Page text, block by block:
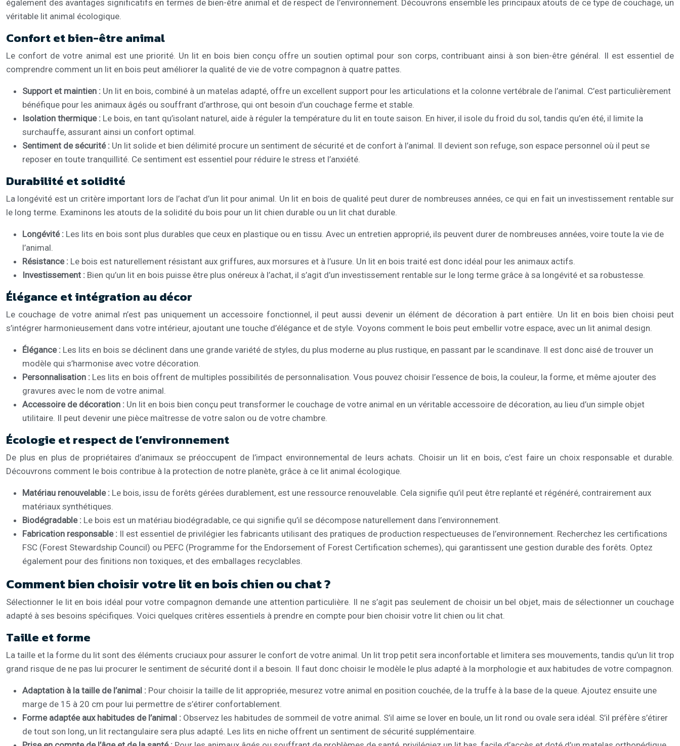
également des avantages significatifs en termes de bien-être animal et de respect de l’environnement. Découvrons ensemble les principaux atouts de ce type de couchage, un
véritable lit animal écologique.
Confort et bien-être animal
Le confort de votre animal est une priorité. Un lit en bois bien conçu offre un soutien optimal pour son corps, contribuant ainsi à son bien-être général. Il est essentiel de
comprendre comment un lit en bois peut améliorer la qualité de vie de votre compagnon à quatre pattes.
Support et maintien : Un lit en bois, combiné à un matelas adapté, offre un excellent support pour les articulations et la colonne vertébrale de l’animal. C’est particulièrement
bénéfique pour les animaux âgés ou souffrant d’arthrose, qui ont besoin d’un couchage ferme et stable.
Isolation thermique : Le bois, en tant qu’isolant naturel, aide à réguler la température du lit en toute saison. En hiver, il isole du froid du sol, tandis qu’en été, il limite la
surchauffe, assurant ainsi un confort optimal.
Sentiment de sécurité : Un lit solide et bien délimité procure un sentiment de sécurité et de confort à l’animal. Il devient son refuge, son espace personnel où il peut se
reposer en toute tranquillité. Ce sentiment est essentiel pour réduire le stress et l’anxiété.
Durabilité et solidité
La longévité est un critère important lors de l’achat d’un lit pour animal. Un lit en bois de qualité peut durer de nombreuses années, ce qui en fait un investissement rentable sur
le long terme. Examinons les atouts de la solidité du bois pour un lit chien durable ou un lit chat durable.
Longévité : Les lits en bois sont plus durables que ceux en plastique ou en tissu. Avec un entretien approprié, ils peuvent durer de nombreuses années, voire toute la vie de
l’animal.
Résistance : Le bois est naturellement résistant aux griffures, aux morsures et à l’usure. Un lit en bois traité est donc idéal pour les animaux actifs.
Investissement : Bien qu’un lit en bois puisse être plus onéreux à l’achat, il s’agit d’un investissement rentable sur le long terme grâce à sa longévité et sa robustesse.
Élégance et intégration au décor
Le couchage de votre animal n’est pas uniquement un accessoire fonctionnel, il peut aussi devenir un élément de décoration à part entière. Un lit en bois bien choisi peut
s’intégrer harmonieusement dans votre intérieur, ajoutant une touche d’élégance et de style. Voyons comment le bois peut embellir votre espace, avec un lit animal design.
Élégance : Les lits en bois se déclinent dans une grande variété de styles, du plus moderne au plus rustique, en passant par le scandinave. Il est donc aisé de trouver un
modèle qui s’harmonise avec votre décoration.
Personnalisation : Les lits en bois offrent de multiples possibilités de personnalisation. Vous pouvez choisir l’essence de bois, la couleur, la forme, et même ajouter des
gravures avec le nom de votre animal.
Accessoire de décoration : Un lit en bois bien conçu peut transformer le couchage de votre animal en un véritable accessoire de décoration, au lieu d’un simple objet
utilitaire. Il peut devenir une pièce maîtresse de votre salon ou de votre chambre.
Écologie et respect de l’environnement
De plus en plus de propriétaires d’animaux se préoccupent de l’impact environnemental de leurs achats. Choisir un lit en bois, c’est faire un choix responsable et durable.
Découvrons comment le bois contribue à la protection de notre planète, grâce à ce lit animal écologique.
Matériau renouvelable : Le bois, issu de forêts gérées durablement, est une ressource renouvelable. Cela signifie qu’il peut être replanté et régénéré, contrairement aux
matériaux synthétiques.
Biodégradable : Le bois est un matériau biodégradable, ce qui signifie qu’il se décompose naturellement dans l’environnement.
Fabrication responsable : Il est essentiel de privilégier les fabricants utilisant des pratiques de production respectueuses de l’environnement. Recherchez les certifications
FSC (Forest Stewardship Council) ou PEFC (Programme for the Endorsement of Forest Certification schemes), qui garantissent une gestion durable des forêts. Optez
également pour des finitions non toxiques, et des emballages recyclables.
Comment bien choisir votre lit en bois chien ou chat ?
Sélectionner le lit en bois idéal pour votre compagnon demande une attention particulière. Il ne s’agit pas seulement de choisir un bel objet, mais de sélectionner un couchage
adapté à ses besoins spécifiques. Voici quelques critères essentiels à prendre en compte pour bien choisir votre lit chien ou lit chat.
Taille et forme
La taille et la forme du lit sont des éléments cruciaux pour assurer le confort de votre animal. Un lit trop petit sera inconfortable et limitera ses mouvements, tandis qu’un lit trop
grand risque de ne pas lui procurer le sentiment de sécurité dont il a besoin. Il faut donc choisir le modèle le plus adapté à la morphologie et aux habitudes de votre compagnon.
Adaptation à la taille de l’animal : Pour choisir la taille de lit appropriée, mesurez votre animal en position couchée, de la truffe à la base de la queue. Ajoutez ensuite une
marge de 15 à 20 cm pour lui permettre de s’étirer confortablement.
Forme adaptée aux habitudes de l’animal : Observez les habitudes de sommeil de votre animal. S’il aime se lover en boule, un lit rond ou ovale sera idéal. S’il préfère s’étirer
de tout son long, un lit rectangulaire sera plus adapté. Les lits en niche offrent un sentiment de sécurité supplémentaire.